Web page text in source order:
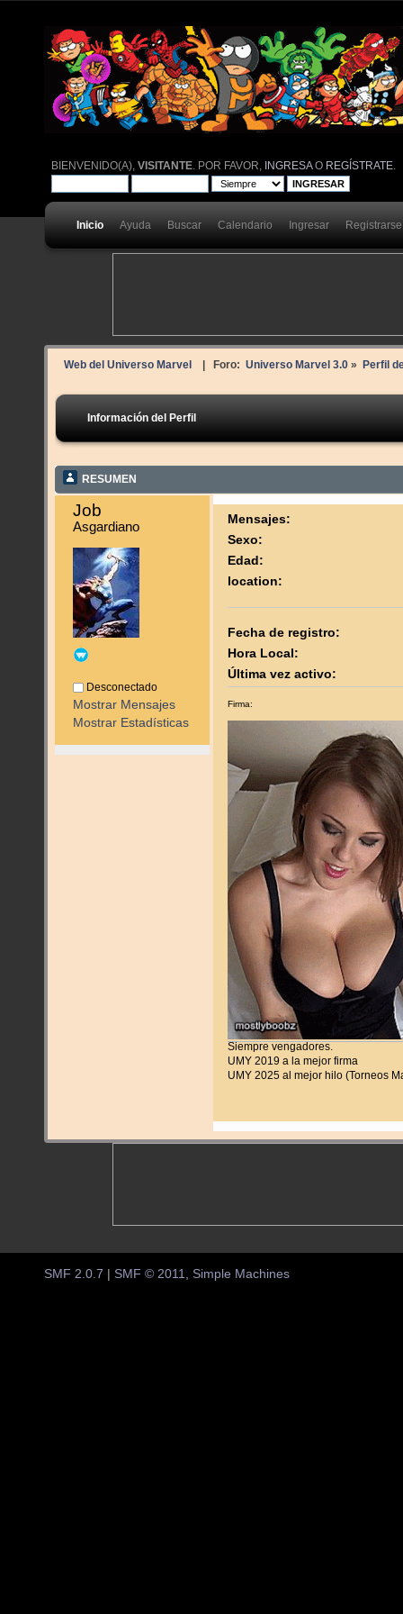
BIENVENIDO(A),VISITANTE . POR FAVOR, INGRESAO REGÍSTRATE
Inicio Ayuda Buscar Calendario Ingresar Registrarse
Web del Universo Marvel | Foro: Universo Marvel 3.0» Perfil
Información del Perfil
RESUMEN
Job
Asgardiano
Desconectado
Mostrar Mensajes
Mostrar Estadísticas
Mensajes:
Sexo:
Edad:
location:
Fecha de registro:
Hora Local:
Última vez activo:
Firma:
Siempre vengadores.
UMY 2019 a la mejor firma
UMY 2025 al mejor hilo (Torneos
SMF 2.0.7 SMF © 2011, Simple Machines